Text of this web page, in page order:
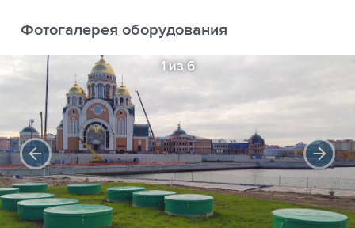
Фотогалерея оборудования
1 из 6